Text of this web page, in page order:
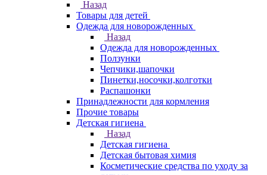
Назад
Товары для детей
Одежда для новорожденных
Назад
Одежда для новорожденных
Ползунки
Чепчики,шапочки
Пинетки,носочки,колготки
Распашонки
Принадлежности для кормления
Прочие товары
Детская гигиена
Назад
Детская гигиена
Детская бытовая химия
Косметические средства по уходу за